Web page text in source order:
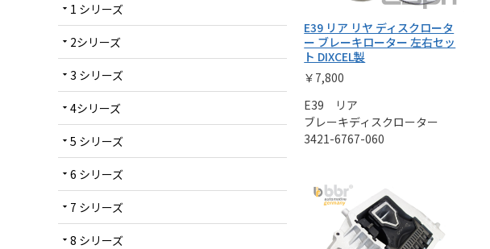
arrow_drop_down 1 シリーズ
arrow_drop_down 2シリーズ
arrow_drop_down 3 シリーズ
arrow_drop_down 4シリーズ
arrow_drop_down 5 シリーズ
arrow_drop_down 6 シリーズ
arrow_drop_down 7 シリーズ
arrow_drop_down 8 シリーズ
E39 リア リヤ ディスクロータ
ー ブレーキローター 左右セッ
ト DIXCEL製
￥7,800
E39 リア
ブレーキディスクローター
3421-6767-060